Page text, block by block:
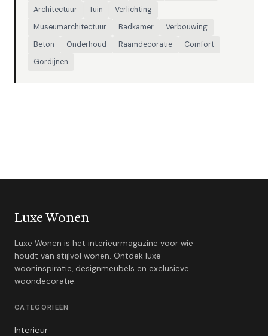
Architectuur
Tuin
Verlichting
Museumarchitectuur
Badkamer
Verbouwing
Beton
Onderhoud Raamdecoratie
Comfort
Gordijnen
Luxe Wonen
Luxe Wonen is het interieurmagazine voor wie
houdt van stijlvol wonen. Ontdek luxe
wooninspiratie, designmeubels en exclusieve
woondecoratie.
CATEGORIEËN
Interieur